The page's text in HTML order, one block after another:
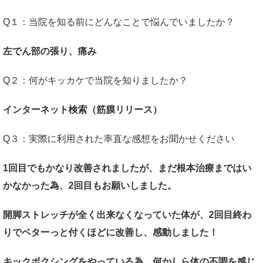
Q１：当院を知る前にどんなことで悩んでいましたか？
左でん部の張り、痛み
Q２：何がキッカケで当院を知りましたか？
インターネット検索（筋膜リリース）
Q３：実際に利用された率直な感想をお聞かせください
1回目でもかなり改善されましたが、まだ根本治療まではい
かなかった為、2回目もお願いしました。
開脚ストレッチが全く出来なくなっていた体が、2回目終わ
りでベターっと付くほどに改善し、感動しました！